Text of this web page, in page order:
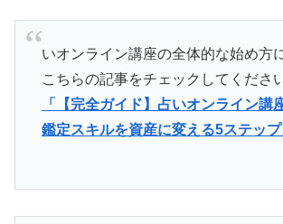
いオンライン講座の全体的な始め方
こちらの記事をチェックしてくださ
「【完全ガイド】占いオンライン講
鑑定スキルを資産に変える5ステップ